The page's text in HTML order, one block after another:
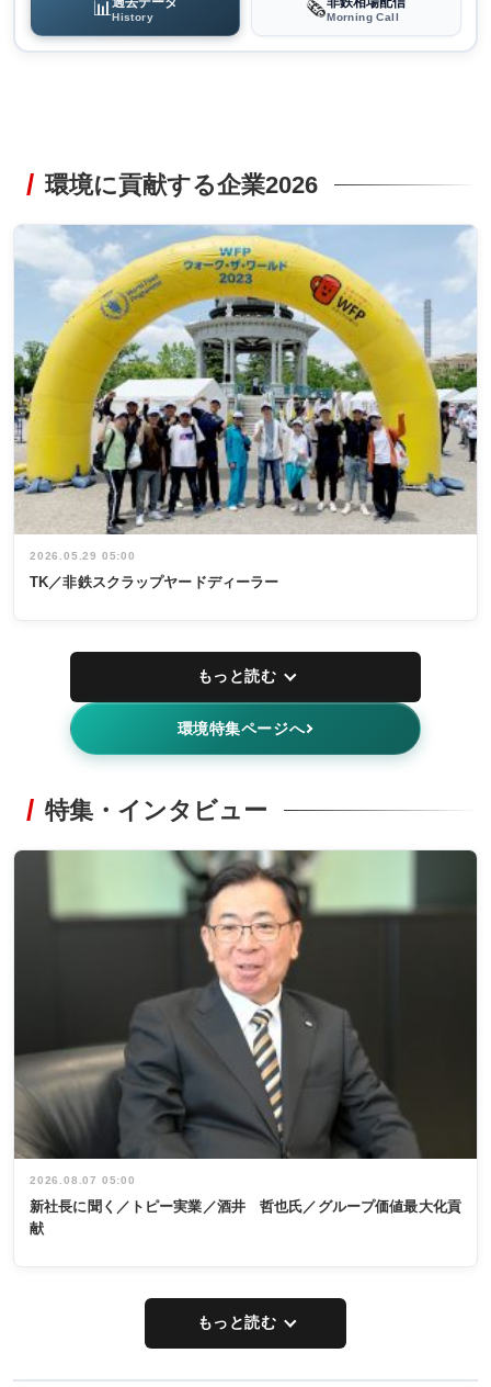
📊History 🗞️Morning Call
環境に貢献する企業2026
2026.05.29 05:00
TK／非鉄スクラップヤードディーラー
もっと読む
環境特集ページへ
特集・インタビュー
2026.08.07 05:00
新社長に聞く／トピー実業／酒井 哲也氏／グループ価値最大化貢
献
もっと読む